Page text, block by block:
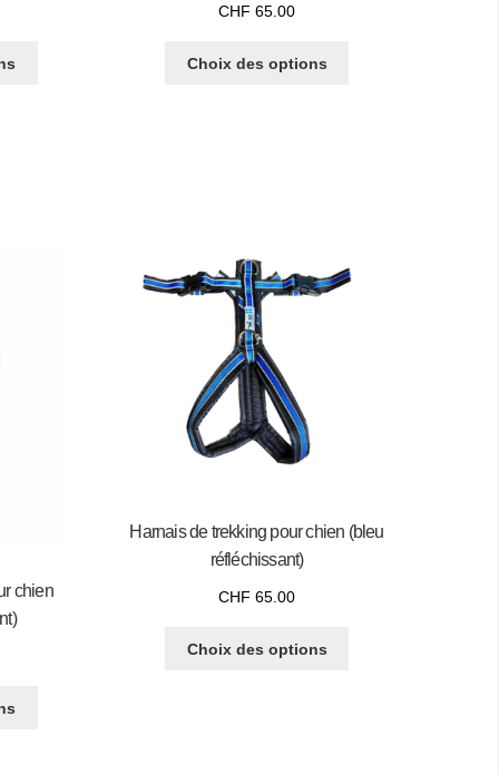
CHF 65.00
Choix des options
chien
Harnais de trekking pour chien (bleu
réfléchissant)
CHF 65.00
Choix des options